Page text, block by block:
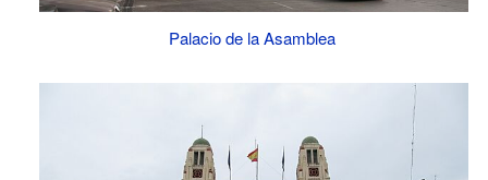
Palacio de la Asamblea